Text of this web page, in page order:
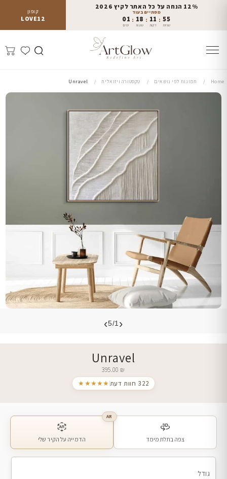
קופון
LOVE12
12% הנחה על כל האתר לקיץ 2026
מסתיים בעוד
01
ימים
: 18
שעות
: 11
דקות
: 54
שניות
Home תמונות לפי נושאים טקסטורה ויזואלית Unravel
‹
5/1
›
Unravel
395.00 ₪
★★★★★
322 חוות דעת
צפה בתלת מימד
AR
הדמייה על הקיר שלי
גודל